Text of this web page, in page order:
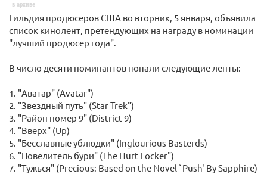
в архиве
Гильдия продюсеров США во вторник, 5 января, объявила
список кинолент, претендующих на награду в номинации
"лучший продюсер года".
В число десяти номинантов попали следующие ленты:
1. "Аватар" (Avatar")
2. "Звездный путь" (Star Trek")
3. "Район номер 9" (District 9)
4. "Вверх" (Up)
5. "Бесславные ублюдки" (Inglourious Basterds)
6. "Повелитель бури" (The Hurt Locker")
7. "Тужься" (Precious: Based on the Novel `Push' By Sapphire)